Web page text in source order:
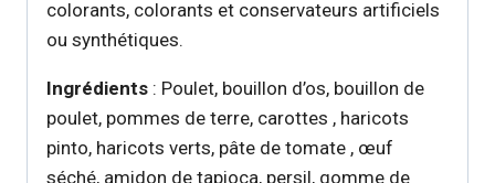
colorants, colorants et conservateurs artificiels
ou synthétiques.
Ingrédients : Poulet, bouillon d’os, bouillon de
poulet, pommes de terre, carottes , haricots
pinto, haricots verts, pâte de tomate , œuf
séché, amidon de tapioca, persil, gomme de